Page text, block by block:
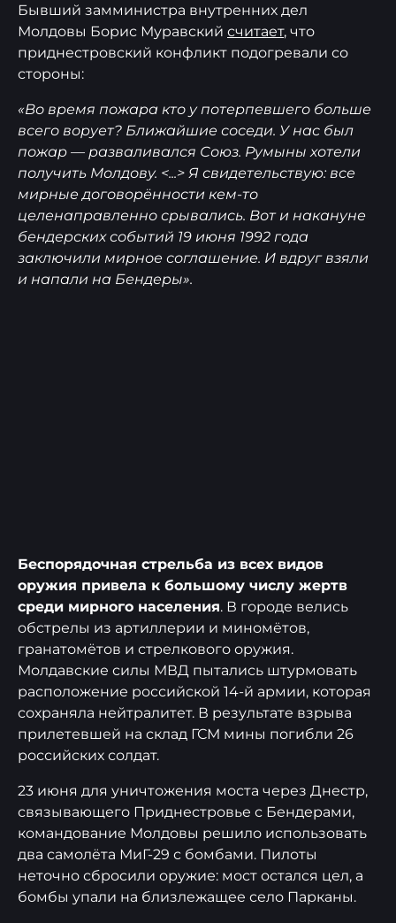
Бывший замминистра внутренних дел
Молдовы Борис Муравский считает, что
приднестровский конфликт подогревали со
стороны:
«Во время пожара кто у потерпевшего больше
всего ворует? Ближайшие соседи. У нас был
пожар — разваливался Союз. Румыны хотели
получить Молдову. <...> Я свидетельствую: все
мирные договорённости кем-то
целенаправленно срывались. Вот и накануне
бендерских событий 19 июня 1992 года
заключили мирное соглашение. И вдруг взяли
и напали на Бендеры».
Беспорядочная стрельба из всех видов
оружия привела к большому числу жертв
среди мирного населения. В городе велись
обстрелы из артиллерии и миномётов,
гранатомётов и стрелкового оружия.
Молдавские силы МВД пытались штурмовать
расположение российской 14-й армии, которая
сохраняла нейтралитет. В результате взрыва
прилетевшей на склад ГСМ мины погибли 26
российских солдат.
23 июня для уничтожения моста через Днестр,
связывающего Приднестровье с Бендерами,
командование Молдовы решило использовать
два самолёта МиГ-29 с бомбами. Пилоты
неточно сбросили оружие: мост остался цел, а
бомбы упали на близлежащее село Парканы.